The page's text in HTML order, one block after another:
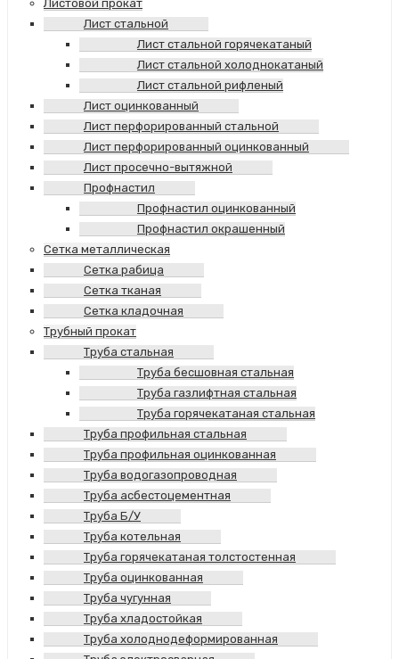
Листовой прокат
Лист стальной
Лист стальной горячекатаный
Лист стальной холоднокатаный
Лист стальной рифленый
Лист оцинкованный
Лист перфорированный стальной
Лист перфорированный оцинкованный
Лист просечно-вытяжной
Профнастил
Профнастил оцинкованный
Профнастил окрашенный
Сетка металлическая
Сетка рабица
Сетка тканая
Сетка кладочная
Трубный прокат
Труба стальная
Труба бесшовная стальная
Труба газлифтная стальная
Труба горячекатаная стальная
Труба профильная стальная
Труба профильная оцинкованная
Труба водогазопроводная
Труба асбестоцементная
Труба Б/У
Труба котельная
Труба горячекатаная толстостенная
Труба оцинкованная
Труба чугунная
Труба хладостойкая
Труба холоднодеформированная